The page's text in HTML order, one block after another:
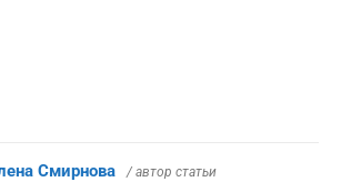
Смирнова / автор статьи